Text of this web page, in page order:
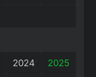
2024
2025